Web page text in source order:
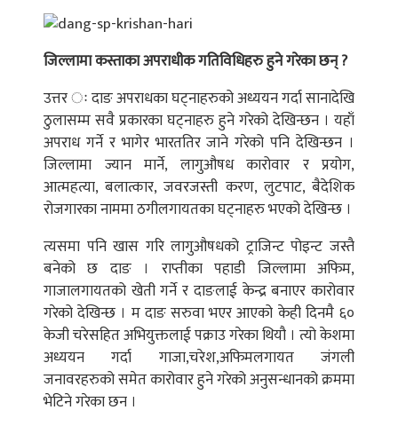
जिल्लामा कस्ताका अपराधीक गतिविधिहरु हुने गरेका छन् ?
उत्तर ः दाङ अपराधका घट्नाहरुको अध्ययन गर्दा सानादेखि
ठुलासम्म सवै प्रकारका घट्नाहरु हुने गरेको देखिन्छन । यहाँ
अपराध गर्ने र भागेर भारततिर जाने गरेको पनि देखिन्छन ।
जिल्लामा ज्यान मार्ने, लागुऔषध कारोवार र प्रयोग,
आत्महत्या, बलात्कार, जवरजस्ती करण, लुटपाट, बैदेशिक
रोजगारका नाममा ठगीलगायतका घट्नाहरु भएको देखिन्छ ।
त्यसमा पनि खास गरि लागुऔषधको ट्राजिन्ट पोइन्ट जस्तै
बनेको छ दाङ । राप्तीका पहाडी जिल्लामा अफिम,
गाजालगायतको खेती गर्ने र दाङलाई केन्द्र बनाएर कारोवार
गरेको देखिन्छ । म दाङ सरुवा भएर आएको केही दिनमै ६०
केजी चरेसहित अभियुक्तलाई पक्राउ गरेका थियौ । त्यो केशमा
अध्ययन गर्दा गाजा,चरेश,अफिमलगायत जंगली
जनावरहरुको समेत कारोवार हुने गरेको अनुसन्धानको क्रममा
भेटिने गरेका छन ।